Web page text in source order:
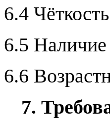
6.4
6.5
6.6
7.